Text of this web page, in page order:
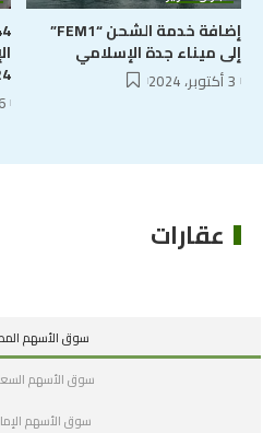
إضافة خدمة الشحن “FEM1”
إلى ميناء جدة الإسلامي
3 أكتوبر، 2024
26
عقارات
سوق الأسهم
سوق الأسهم
سوق الأسهم